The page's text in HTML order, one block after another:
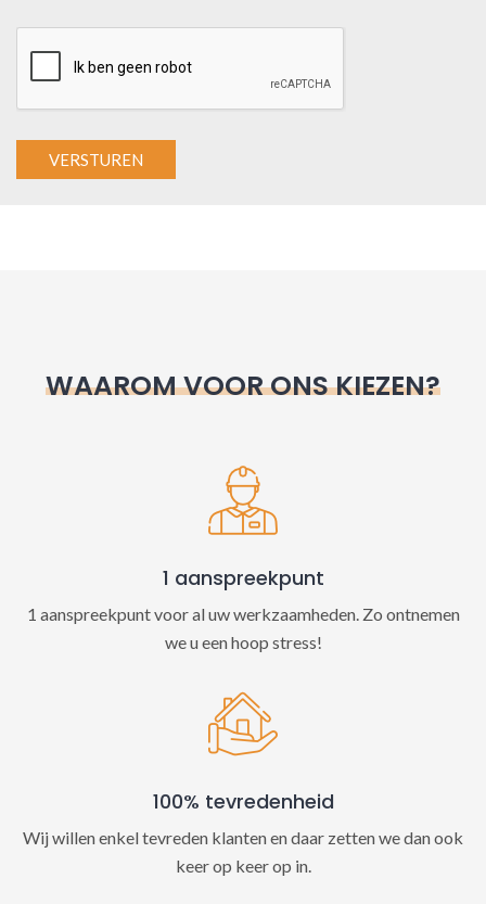
WAAROM VOOR ONS KIEZEN?
1 aanspreekpunt
1 aanspreekpunt voor al uw werkzaamheden. Zo ontnemen
we u een hoop stress!
100% tevredenheid
Wij willen enkel tevreden klanten en daar zetten we dan ook
keer op keer op in.